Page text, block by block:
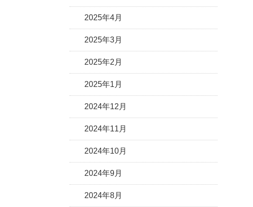
2025年4月
2025年3月
2025年2月
2025年1月
2024年12月
2024年11月
2024年10月
2024年9月
2024年8月